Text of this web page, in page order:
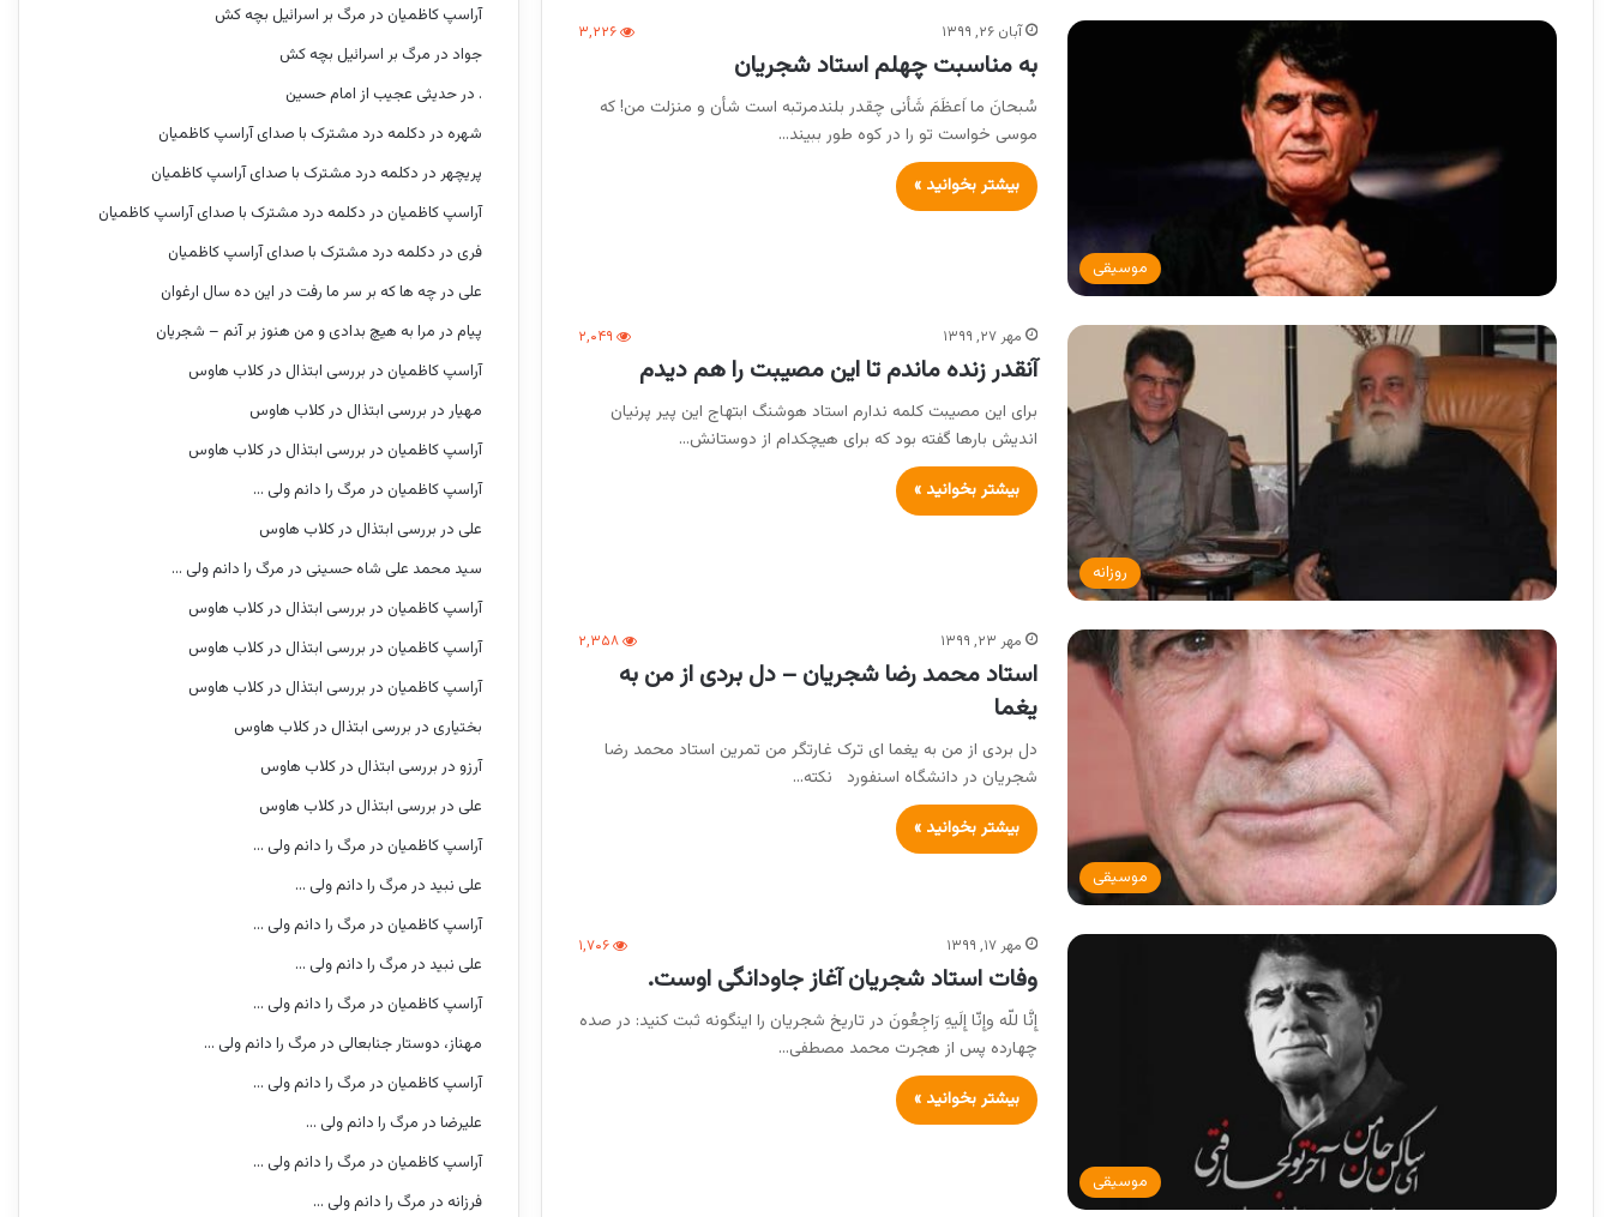
موسیقی
آبان ۲۶, ۱۳۹۹ ۳,۲۲۶
به مناسبت چهلم استاد شجریان
سُبحانَ ما اَعظَمَ شَأنی چقدر بلندمرتبه است شأن و منزلت من! که
موسی خواست تو را در کوه طور ببیند…
بیشتر بخوانید »
روزانه
مهر ۲۷, ۱۳۹۹ ۲,۰۴۹
آنقدر زنده ماندم تا این مصیبت را هم دیدم
برای این مصیبت کلمه ندارم استاد هوشنگ ابتهاج این پیر پرنیان
اندیش بارها گفته بود که برای هیچکدام از دوستانش…
بیشتر بخوانید »
موسیقی
مهر ۲۳, ۱۳۹۹ ۲,۳۵۸
استاد محمد رضا شجریان – دل بردی از من به
یغما
دل بردی از من به یغما ای ترک غارتگر من تمرین استاد محمد رضا
شجریان در دانشگاه اسنفورد نکته…
بیشتر بخوانید »
موسیقی
مهر ۱۷, ۱۳۹۹ ۱,۷۰۶
وفات استاد شجریان آغاز جاودانگی اوست.
إِنَّا للّه وإِنّا إِلَیهِ رَاجِعُونَ در تاریخ شجریان را اینگونه ثبت کنید: در صده
چهارده پس از هجرت محمد مصطفی…
بیشتر بخوانید »
آراسپ کاظمیان در مرگ بر اسرائیل بچه کش
جواد در مرگ بر اسرائیل بچه کش
. درحدیثی عجیب از امام حسین
شهره در دکلمه درد مشترک با صدای آراسپ کاظمیان
پریچهر در دکلمه درد مشترک با صدای آراسپ کاظمیان
آراسپ کاظمیان در دکلمه درد مشترک با صدای آراسپ کاظمیان
فری در دکلمه درد مشترک با صدای آراسپ کاظمیان
علی درچه ها که بر سر ما رفت در این ده سال ارغوان
پیام در مرا به هیچ بدادی و من هنوز بر آنم – شجریان
آراسپ کاظمیان در بررسی ابتذال در کلاب هاوس
مهیار در بررسی ابتذال در کلاب هاوس
آراسپ کاظمیان در بررسی ابتذال در کلاب هاوس
آراسپ کاظمیان در مرگ را دانم ولی …
علی در بررسی ابتذال در کلاب هاوس
سید محمد علی شاه حسینی در مرگ را دانم ولی …
آراسپ کاظمیان در بررسی ابتذال در کلاب هاوس
آراسپ کاظمیان در بررسی ابتذال در کلاب هاوس
آراسپ کاظمیان در بررسی ابتذال در کلاب هاوس
بختیاری در بررسی ابتذال در کلاب هاوس
آرزو در بررسی ابتذال در کلاب هاوس
علی در بررسی ابتذال در کلاب هاوس
آراسپ کاظمیان در مرگ را دانم ولی …
علی نبید در مرگ را دانم ولی …
آراسپ کاظمیان در مرگ را دانم ولی …
علی نبید در مرگ را دانم ولی …
آراسپ کاظمیان در مرگ را دانم ولی …
مهناز، دوستار جنابعالی در مرگ را دانم ولی …
آراسپ کاظمیان در مرگ را دانم ولی …
علیرضا در مرگ را دانم ولی …
آراسپ کاظمیان در مرگ را دانم ولی …
فرزانه در مرگ را دانم ولی …